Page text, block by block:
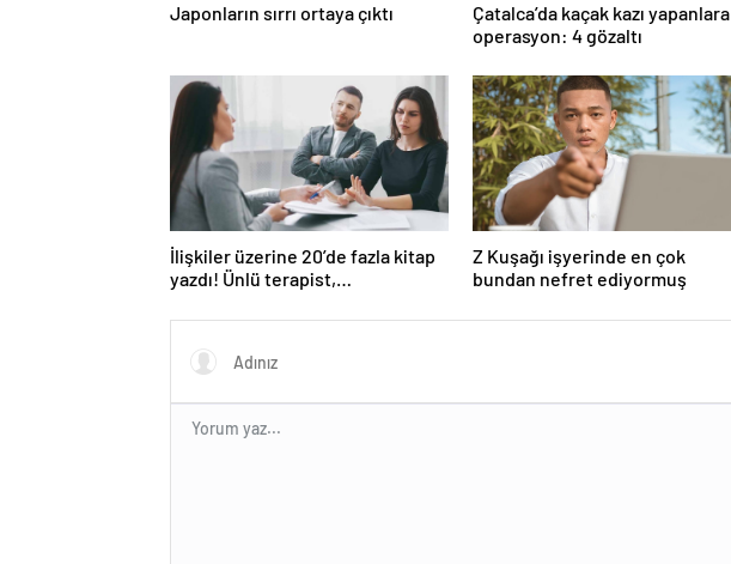
Japonların sırrı ortaya çıktı
Çatalca’da kaçak kazı yapanlara
operasyon: 4 gözaltı
İlişkiler üzerine 20’de fazla kitap
yazdı! Ünlü terapist,
açıklıyor
Z Kuşağı işyerinde en çok
bundan nefret ediyormuş